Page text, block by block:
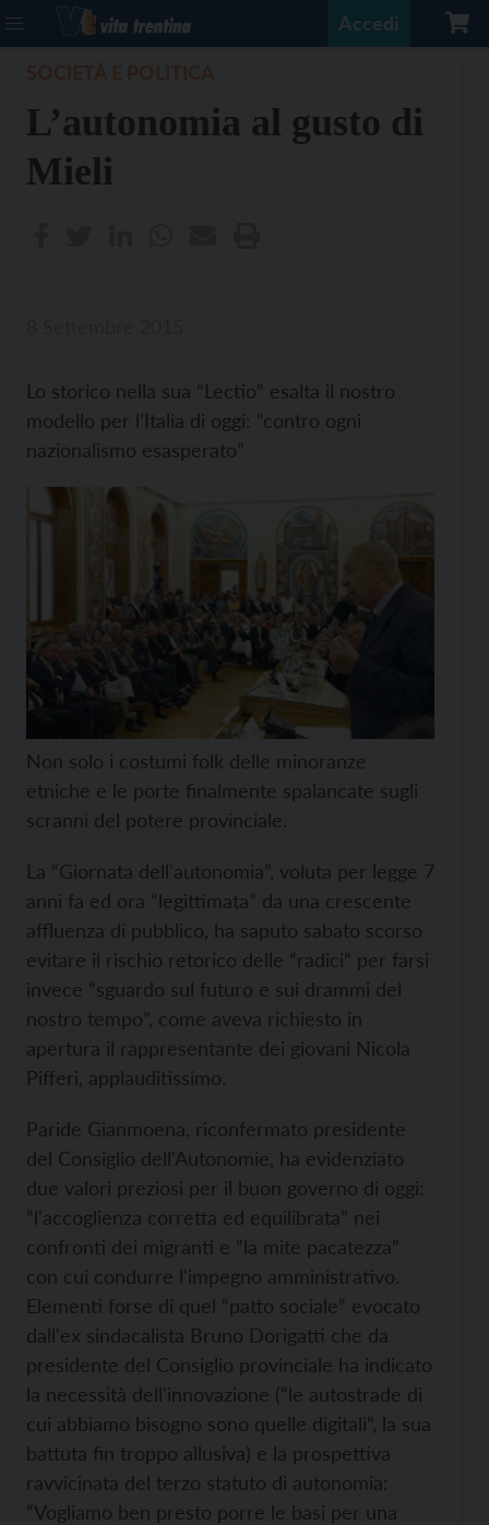
Accedi
L’autonomia al gusto di
Mieli
Lo storico nella sua “Lectio” esalta il nostro
modello per l’Italia di oggi: “contro ogni
nazionalismo esasperato”
Non solo i costumi folk delle minoranze
etniche e le porte finalmente spalancate sugli
scranni del potere provinciale.
La “Giornata dell'autonomia”, voluta per legge 7
anni fa ed ora “legittimata” da una crescente
affluenza di pubblico, ha saputo sabato scorso
evitare il rischio retorico delle “radici” per farsi
invece “sguardo sul futuro e sui drammi del
nostro tempo”, come aveva richiesto in
apertura il rappresentante dei giovani Nicola
Pifferi, applauditissimo.
Paride Gianmoena, riconfermato presidente
del Consiglio dell'Autonomie, ha evidenziato
due valori preziosi per il buon governo di oggi:
“l'accoglienza corretta ed equilibrata” nei
confronti dei migranti e “la mite pacatezza”
con cui condurre l'impegno amministrativo.
Elementi forse di quel “patto sociale” evocato
dall'ex sindacalista Bruno Dorigatti che da
presidente del Consiglio provinciale ha indicato
la necessità dell'innovazione (“le autostrade di
cui abbiamo bisogno sono quelle digitali”, la sua
battuta fin troppo allusiva) e la prospettiva
ravvicinata del terzo statuto di autonomia:
“Vogliamo ben presto porre le basi per una